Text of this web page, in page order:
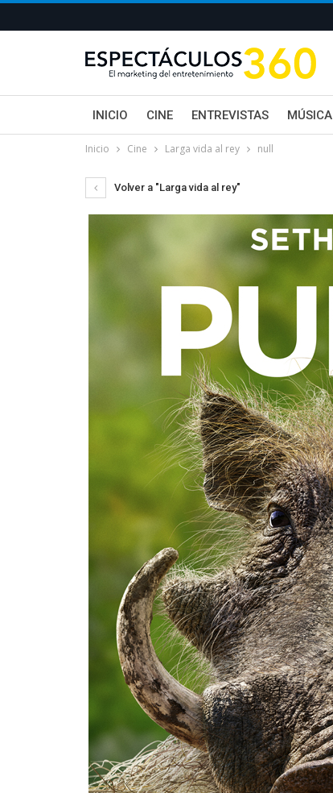
INICIO CINE ENTREVISTAS MÚSICA
Inicio Cine Larga vida al rey null
Volver a "Larga vida al rey"